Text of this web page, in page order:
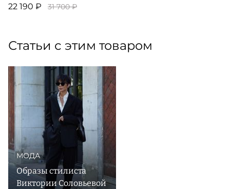
22 190 ₽ 31 700 ₽
Статьи с этим товаром
МОДА
Образы стилиста
Виктории Соловьевой